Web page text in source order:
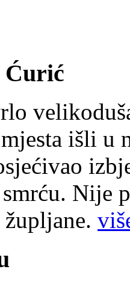
Ćurić
išli u
smrću. Nije